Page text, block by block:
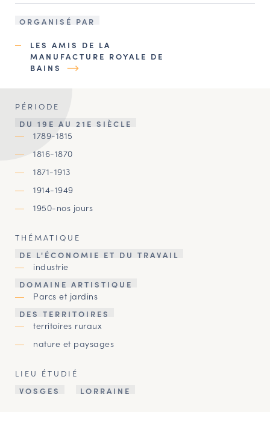
ORGANISÉ PAR
LES AMIS DE LA
MANUFACTURE ROYALE DE
BAINS
PÉRIODE
DU 19E AU 21E SIÈCLE
1789-1815
1816-1870
1871-1913
1914-1949
1950-nos jours
THÉMATIQUE
DE L'ÉCONOMIE ET DU TRAVAIL
industrie
DOMAINE ARTISTIQUE
Parcs et jardins
DES TERRITOIRES
territoires ruraux
nature et paysages
LIEU ÉTUDIÉ
VOSGES
LORRAINE